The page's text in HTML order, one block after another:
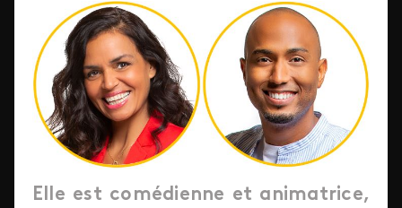
Elle est comédienne et animatrice,